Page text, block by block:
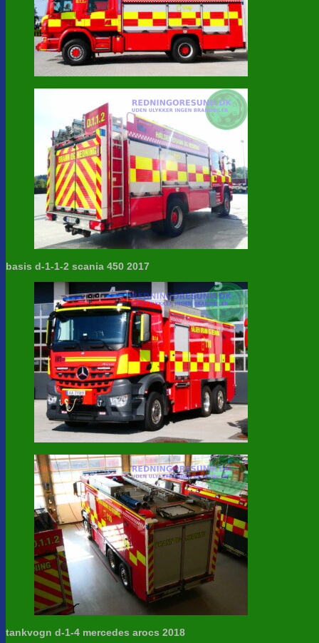
basis d-1-1-2 scania 450 2017
tankvogn d-1-4 mercedes arocs 2018